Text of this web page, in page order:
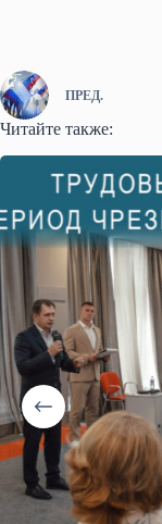
ПРЕД.
Читайте также: